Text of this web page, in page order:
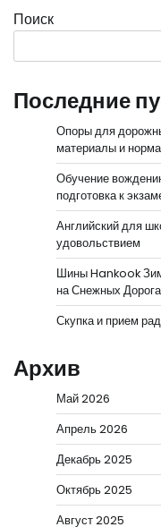
Поиск
Последние
Опоры для
материалы и
Обучение
подготовка к
Английский для
удовольствием
Шины Hankook
на Снежных
Скупка и прием
Архив
Май 2026
Апрель 2026
Декабрь 2025
Октябрь 2025
Август 2025